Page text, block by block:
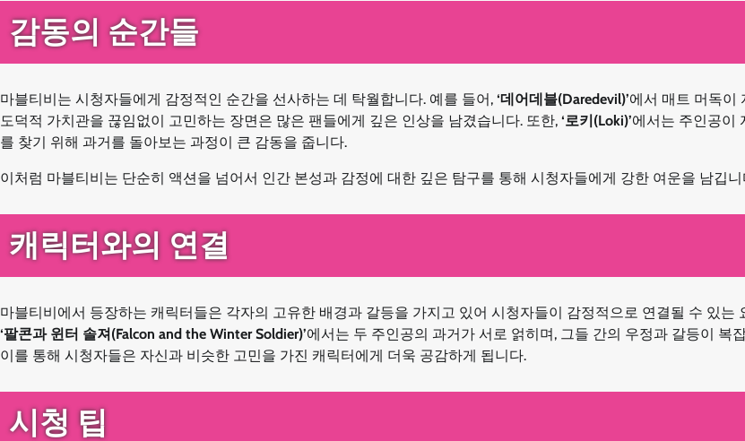
감동의 순간들
마블티비는 시청자들에게 감정적인 순간을 선사하는 데 탁월합니다. 예를 들어, ‘데어데블(Daredevil)’에서 매트 머독이
도덕적 가치관을 끊임없이 고민하는 장면은 많은 팬들에게 깊은 인상을 남겼습니다. 또한, ‘로키(Loki)’에서는 주인공이
를 찾기 위해 과거를 돌아보는 과정이 큰 감동을 줍니다.
이처럼 마블티비는 단순히 액션을 넘어서 인간 본성과 감정에 대한 깊은 탐구를 통해 시청자들에게 강한 여운을 남깁니
캐릭터와의 연결
마블티비에서 등장하는 캐릭터들은 각자의 고유한 배경과 갈등을 가지고 있어 시청자들이 감정적으로 연결될 수 있는
‘팔콘과 윈터 솔져(Falcon and the Winter Soldier)’에서는 두 주인공의 과거가 서로 얽히며, 그들 간의 우정과 갈등이 복
이를 통해 시청자들은 자신과 비슷한 고민을 가진 캐릭터에게 더욱 공감하게 됩니다.
시청 팁